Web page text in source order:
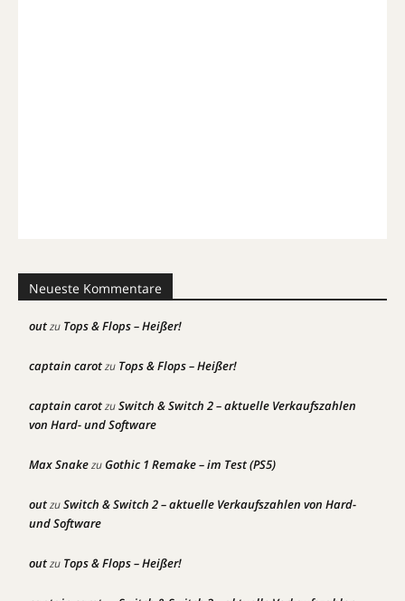
Neueste Kommentare
outzu Tops & Flops – Heißer!
captain carotzu Tops & Flops – Heißer!
captain carotzuSwitch & Switch 2 – aktuelle Verkaufszahlen
von Hard- und Software
Max SnakezuGothic 1 Remake – im Test (PS5)
outzuSwitch & Switch 2 – aktuelle Verkaufszahlen von Hard-
und Software
outzu Tops & Flops – Heißer!